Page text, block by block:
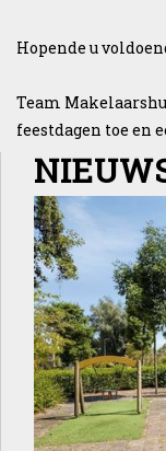
Hopende u
Team
feestdagen toe en